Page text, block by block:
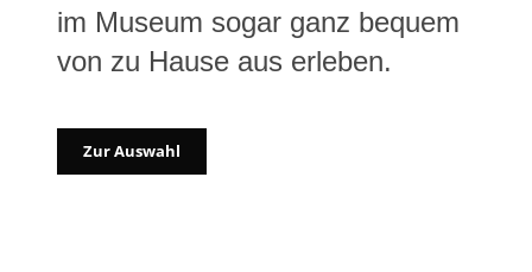
im Museum sogar ganz bequem
von zu Hause aus erleben.
Zur Auswahl